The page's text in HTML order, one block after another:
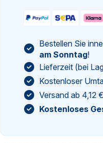
Bestellen Sie
am Sonntag!
Lieferzeit (bei
Kostenloser
Versand ab 4,12
Kostenloses